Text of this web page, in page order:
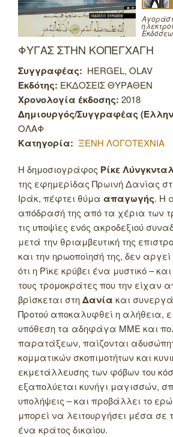
ΦΥΓΑΣ ΣΤΗΝ ΚΟΠΕΓΧΑΓΗ
Συγγραφέας: HERGEL, OLAV
Εκδότης: ΕΚΔΟΣΕΙΣ ΘΥΡΑΘΕΝ
Χρονολογία έκδοσης: 2018
Δημιουργός/Συγγραφέας
ΟΛΑΦ
Κατηγορία: ΞΕΝΗ ΛΟΓΟΤΕΧΝΙΑ
Η δημοσιογράφος Ρίκε
της εφημερίδας Πρωινή Δανίας
Ιράκ, πέφτει θύμα απαγωγής. Η
απόδρασή της από τα χέρια των
τις υποψίες ενός ακροδεξιού
μετά την θριαμβευτική της
και την ηρωοποίησή της, δεν
ότι η Ρίκε κρύβει ένα μυστικό –
τους τρομοκράτες που την είχαν
βρίσκεται στηΔανία και
Προτού αποκαλυφθεί η αλήθεια,
υπόθεση τα αδηφάγα ΜΜΕ και
παρατάξεων, παίζονται
κομματικών σκοπιμοτήτων και
εκμετάλλευσης των φόβων του
εξαπολύεται κυνήγι μαγισσών,
υπολήψεις – και προβάλλει το
μπορεί να λειτουργήσει μέσα σε
ένα κράτος δικαίου.